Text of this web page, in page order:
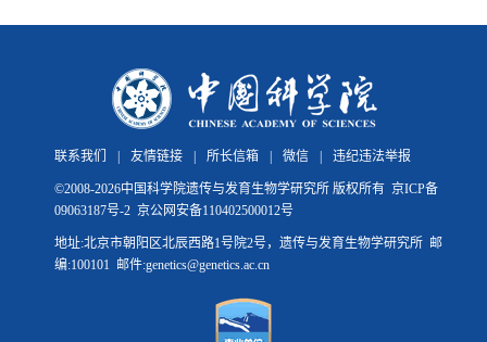
联系我们 友情链接 所长信箱 微信 违纪违法举报
©2008-2026中国科学院遗传与发育生物学研究所 版权所有 京ICP备
09063187号-2 京公网安备110402500012号
地址:北京市朝阳区北辰西路1号院2号，遗传与发育生物学研究所 邮
编:100101 邮件:genetics@genetics.ac.cn